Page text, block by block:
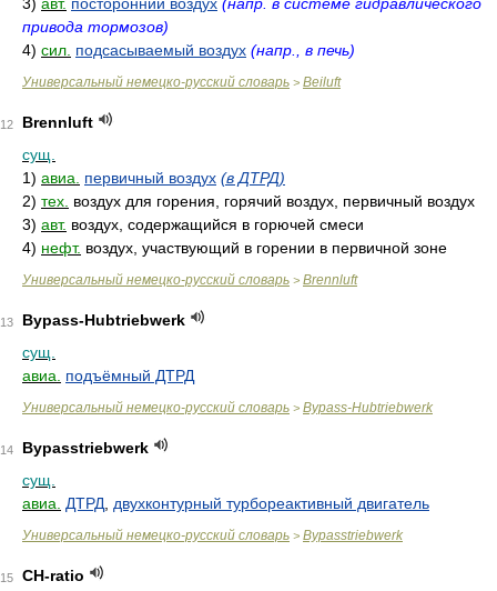
привода тормозов)
4) сил. подсасываемый воздух (напр., в печь)
Универсальный немецко-русский словарь > Beiluft
12
Brennluft
сущ.
1) авиа. первичный воздух (в ДТРД)
2) тех. воздух для горения, горячий воздух, первичный воздух
3) авт. воздух, содержащийся в горючей смеси
4) нефт. воздух, участвующий в горении в первичной зоне
Универсальный немецко-русский словарь > Brennluft
13
Bypass-Hubtriebwerk
сущ.
авиа.
подъёмный ДТРД
Универсальный немецко-русский словарь > Bypass-Hubtriebwerk
14
Bypasstriebwerk
сущ.
авиа.
ДТРД двухконтурный турбореактивный двигатель
Универсальный немецко-русский словарь > Bypasstriebwerk
15
CH-ratio